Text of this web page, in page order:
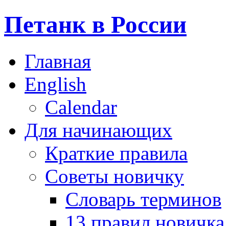
Петанк в России
Главная
English
Calendar
Для начинающих
Краткие правила
Советы новичку
Словарь терминов